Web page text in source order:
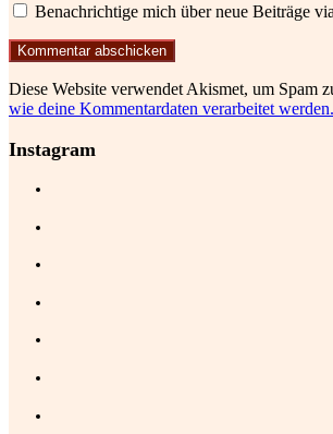
Benachrichtige mich über neue Beiträge
Diese Website verwendet Akismet, um Spam
wie deine Kommentardaten verarbeitet werden.
Instagram